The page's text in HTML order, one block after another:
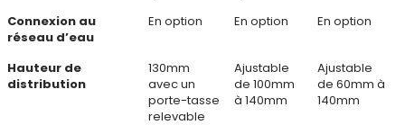
Connexion au
réseau d’eau
En option En option En option
Hauteur de
distribution
130mm
avec un
porte-tasse
relevable
Ajustable
de 100mm
à 140mm
Ajustable
de 60mm à
140mm